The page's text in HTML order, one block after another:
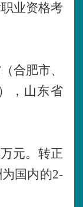
业资格考
合肥市、
，山东省
元。转正
国内的2-